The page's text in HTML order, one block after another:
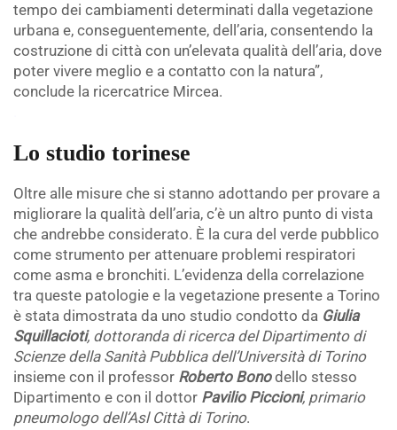
tempo dei cambiamenti determinati dalla vegetazione
urbana e, conseguentemente, dell’aria, consentendo la
costruzione di città con un’elevata qualità dell’aria, dove
poter vivere meglio e a contatto con la natura”,
conclude la ricercatrice Mircea.
Lo studio torinese
Oltre alle misure che si stanno adottando per provare a
migliorare la qualità dell’aria, c’è un altro punto di vista
che andrebbe considerato. È la cura del verde pubblico
come strumento per attenuare problemi respiratori
come asma e bronchiti. L’evidenza della correlazione
tra queste patologie e la vegetazione presente a Torino
è stata dimostrata da uno studio condotto da Giulia
Squillacioti, dottoranda di ricerca del Dipartimento di
Scienze della Sanità Pubblica dell’Università di Torino
insieme con il professor Roberto Bonodello stesso
Dipartimento e con il dottor Pavilio Piccioni, primario
pneumologo dell’Asl Città di Torino.